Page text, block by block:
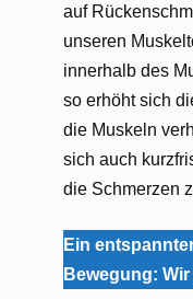
auf
unseren
innerhalb des
so erhöht sich
die Muskeln
sich auch
die Schmerzen
Ein
Bewegung: